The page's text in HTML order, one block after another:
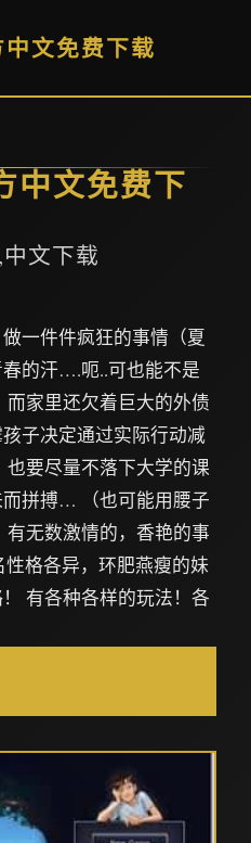
文免费下载
中文免费下
文下载
一件件疯狂的事情（夏
的汗….呃..可也能不是
家里还欠着巨大的外债
子决定通过实际行动减
要尽量不落下大学的课
拼搏… （也可能用腰子
无数激情的，香艳的事
格各异，环肥燕瘦的妹
有各种各样的玩法！各